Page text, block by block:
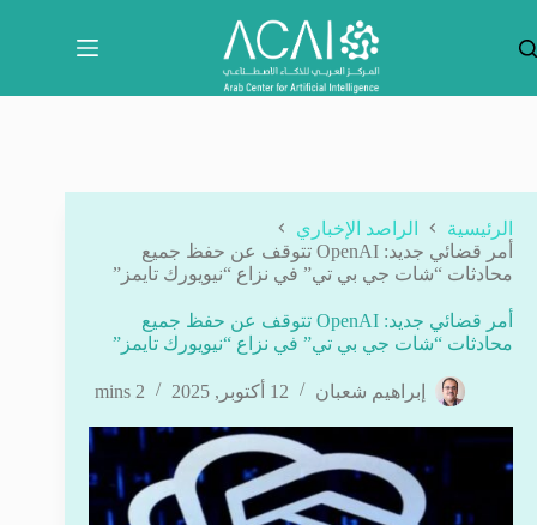
المحتوى
الرئيسية
الراصد الإخباري
أمر قضائي جديد: OpenAI تتوقف عن حفظ جميع
محادثات “شات جي بي تي” في نزاع “نيويورك تايمز”
أمر قضائي جديد: OpenAI تتوقف عن حفظ جميع
محادثات “شات جي بي تي” في نزاع “نيويورك تايمز”
إبراهيم شعبان 12 أكتوبر, 2025 2 mins